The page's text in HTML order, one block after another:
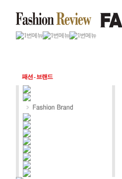
패션 - 브랜드